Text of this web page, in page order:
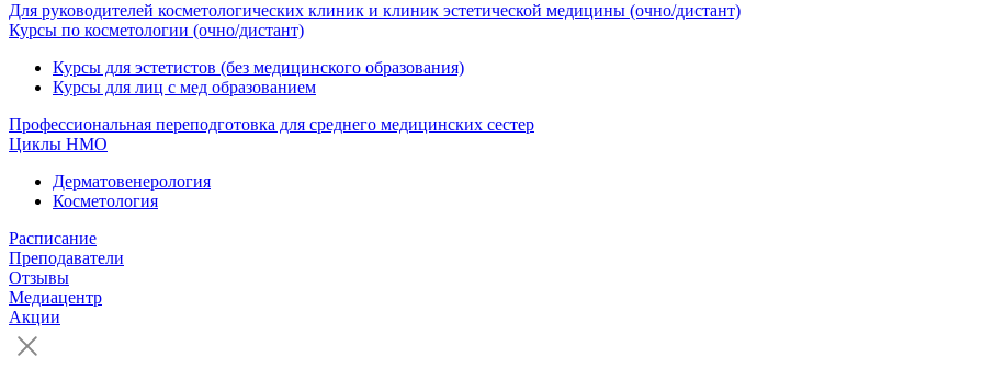
Для руководителей косметологических клиник и клиник эстетической медицины (очно/дистант)
Курсы по косметологии (очно/дистант)
Курсы для эстетистов (без медицинского образования)
Курсы для лиц с мед образованием
Профессиональная переподготовка для среднего медицинских сестер
Циклы НМО
Дерматовенерология
Косметология
Расписание
Преподаватели
Отзывы
Медиацентр
Акции